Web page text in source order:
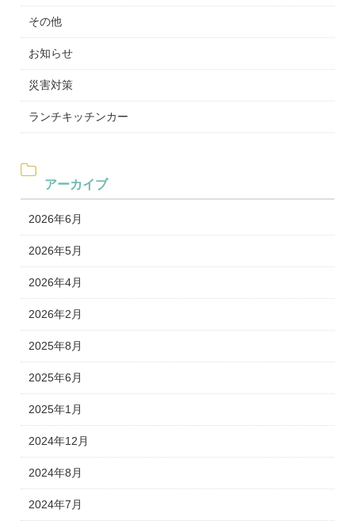
その他
お知らせ
災害対策
ランチキッチンカー
アーカイブ
2026年6月
2026年5月
2026年4月
2026年2月
2025年8月
2025年6月
2025年1月
2024年12月
2024年8月
2024年7月